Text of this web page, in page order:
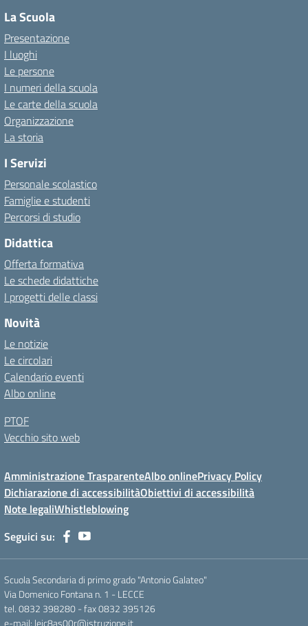
La Scuola
Presentazione
I luoghi
Le persone
I numeri della scuola
Le carte della scuola
Organizzazione
La storia
I Servizi
Personale scolastico
Famiglie e studenti
Percorsi di studio
Didattica
Offerta formativa
Le schede didattiche
I progetti delle classi
Novità
Le notizie
Le circolari
Calendario eventi
Albo online
PTOF
Vecchio sito web
Amministrazione TrasparenteAlbo onlinePrivacy Policy
Dichiarazione di accessibilitàObiettivi di accessibilità
Note legaliWhistleblowing
Seguici su:
Scuola Secondaria di primo grado "Antonio Galateo"
Via Domenico Fontana n. 1 - LECCE
tel. 0832 398280 - fax 0832 395126
e-mail: leic8as00r@istruzione.it